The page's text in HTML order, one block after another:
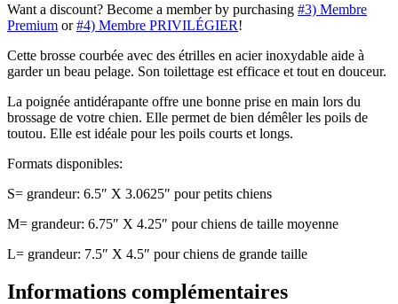
Want a discount? Become a member by purchasing #3) Membre
Premium or#4) Membre PRIVILÉGIER!
Cette brosse courbée avec des étrilles en acier inoxydable aide à
garder un beau pelage. Son toilettage est efficace et tout en douceur.
La poignée antidérapante offre une bonne prise en main lors du
brossage de votre chien. Elle permet de bien démêler les poils de
toutou. Elle est idéale pour les poils courts et longs.
Formats disponibles:
S= grandeur: 6.5″ X 3.0625″ pour petits chiens
M= grandeur: 6.75″ X 4.25″ pour chiens de taille moyenne
L= grandeur: 7.5″ X 4.5″ pour chiens de grande taille
Informations complémentaires